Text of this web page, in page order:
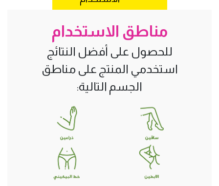
مناطق الاستخدام
للحصول على أفضل النتائج
استخدمي المنتج على مناطق
الجسم التالية: